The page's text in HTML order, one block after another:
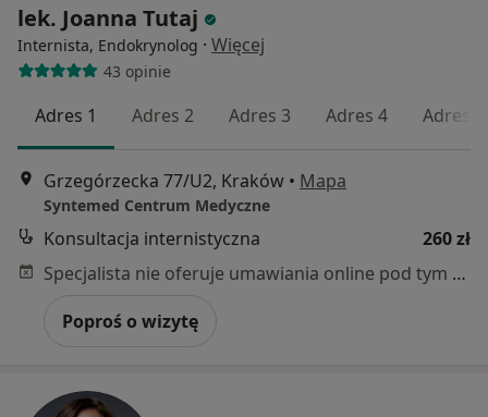
lek. Joanna Tutaj
Internista, Endokrynolog · Więcej
43 opinie
Adres 1 Adres 2 Adres 3 Adres 4 Adres 5
Grzegórzecka 77/U2, Kraków • Mapa
Syntemed Centrum Medyczne
Konsultacja internistyczna
260 zł
Specjalista nie oferuje umawiania online pod tym adresem.
Poproś o wizytę